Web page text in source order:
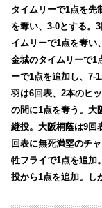
タイムリーで1点を先
を奪い、3-0とする。
イムリーで1点を奪い
金城のタイムリーで1
ーで1点を追加し、7-
羽は6回表、2本のヒ
の間に1点を奪う。大
継投。大阪桐蔭は9回
回表に無死満塁のチ
牲フライで1点を追加
投から1点を追加。し